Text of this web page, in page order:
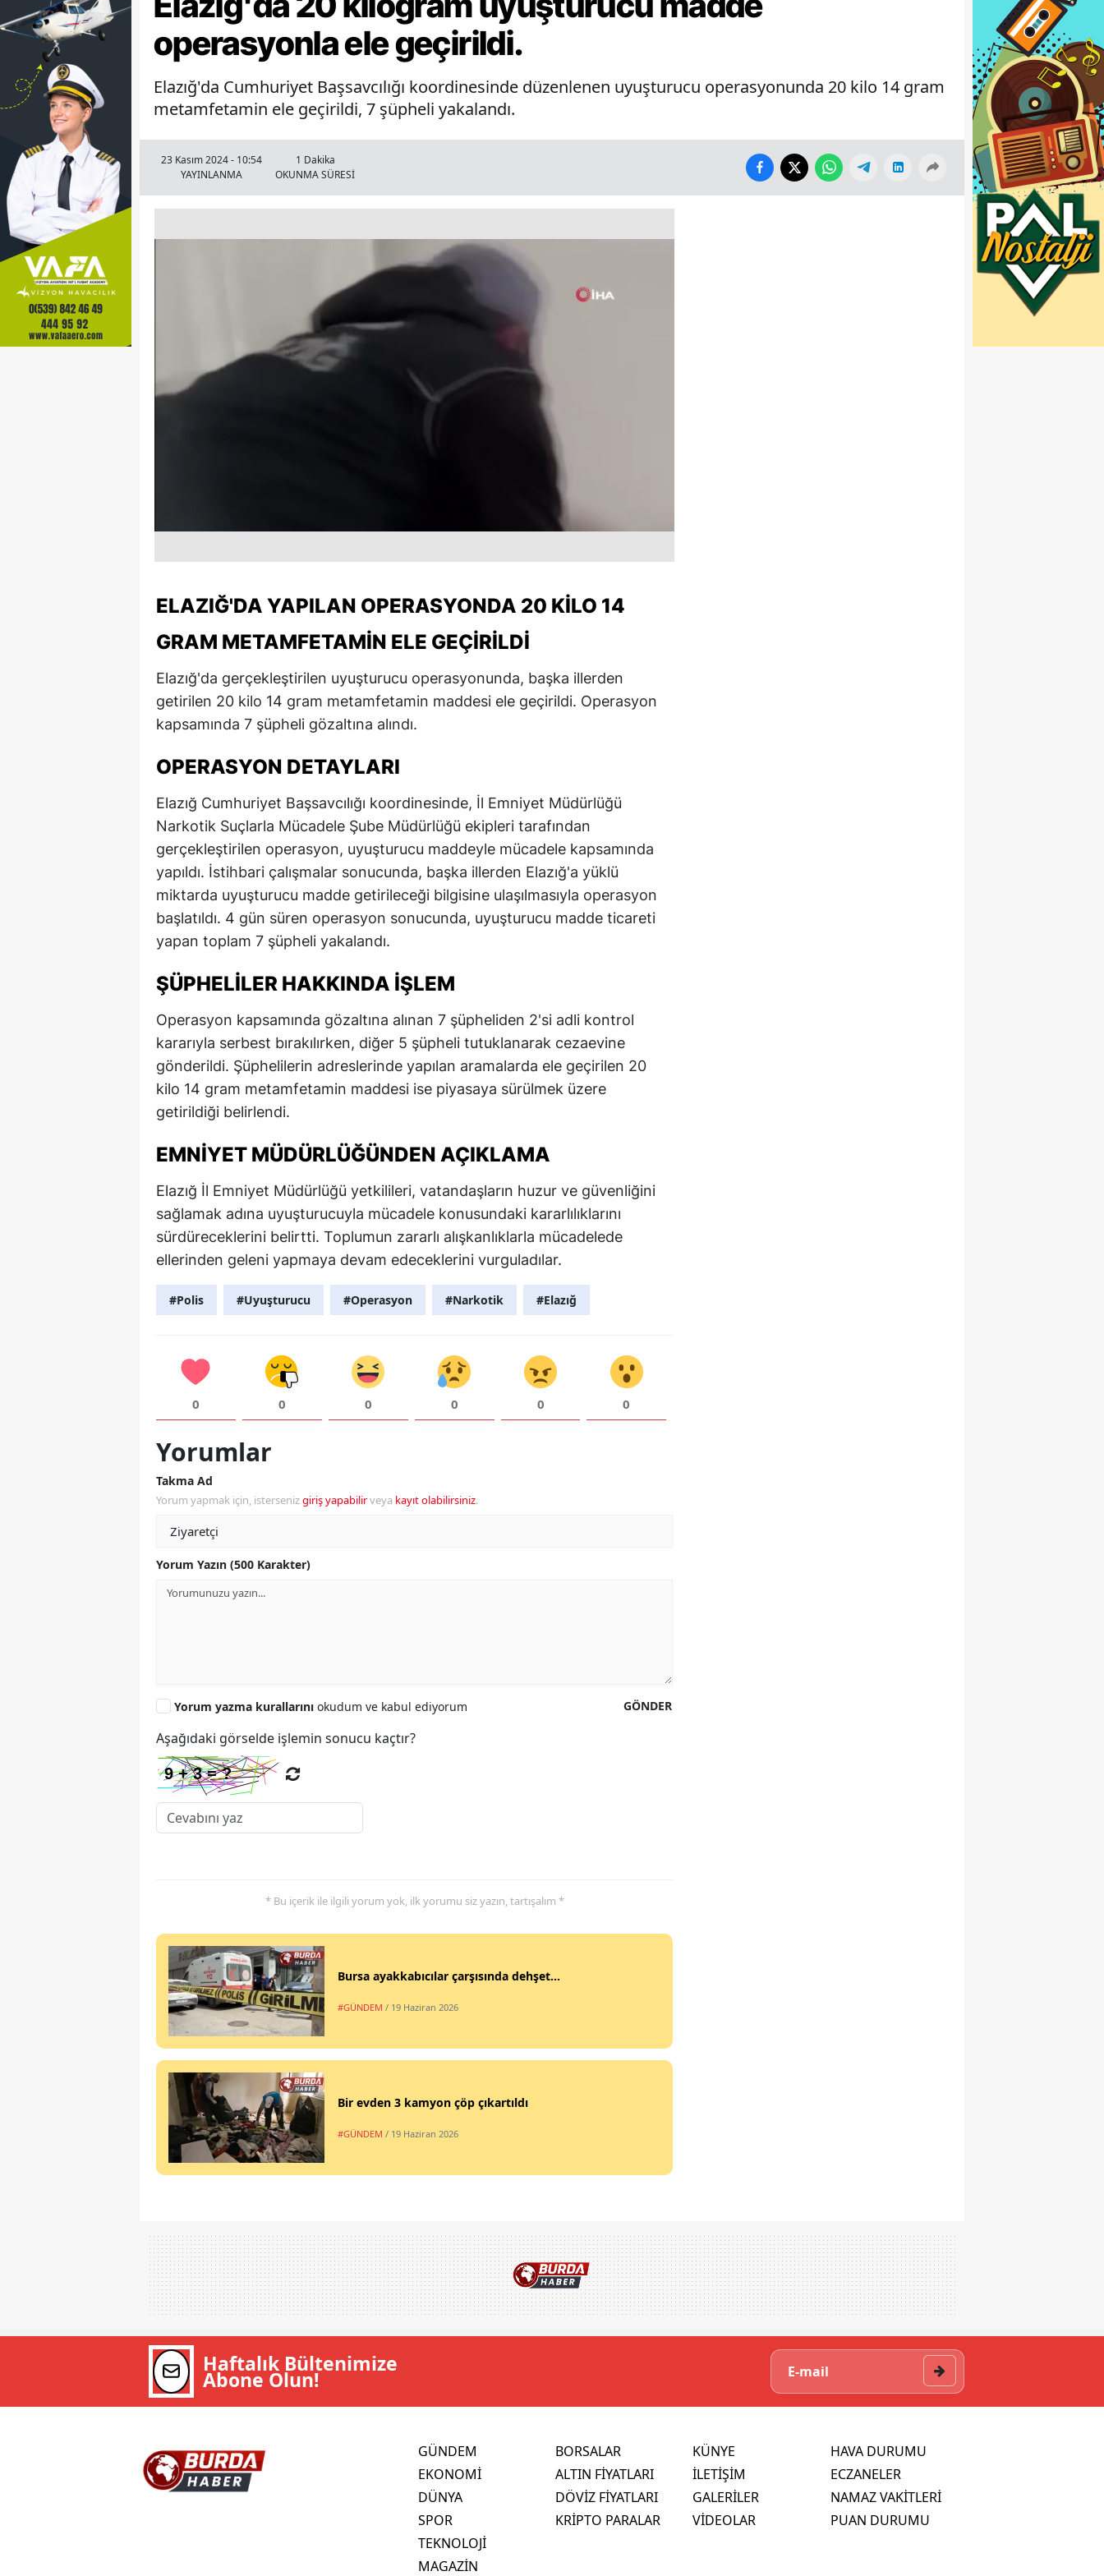
operasyonla ele geçirildi.
Elazığ'da Cumhuriyet Başsavcılığı koordinesinde düzenlenen uyuşturucu operasyonunda 20 kilo 14 gram
metamfetamin ele geçirildi, 7 şüpheli yakalandı.
23 Kasım 2024 - 10:54
YAYINLANMA
1 Dakika
OKUNMA SÜRESİ
ELAZIĞ'DA YAPILAN OPERASYONDA 20 KILO 14
GRAM METAMFETAMIN ELE GEÇIRILDI
Elazığ'da gerçekleştirilen uyuşturucu operasyonunda, başka illerden
getirilen 20 kilo 14 gram metamfetamin maddesi ele geçirildi. Operasyon
kapsamında 7 şüpheli gözaltına alındı.
OPERASYON DETAYLARI
Elazığ Cumhuriyet Başsavcılığı koordinesinde, İl Emniyet Müdürlüğü
Narkotik Suçlarla Mücadele Şube Müdürlüğü ekipleri tarafından
gerçekleştirilen operasyon, uyuşturucu maddeyle mücadele kapsamında
yapıldı. İstihbari çalışmalar sonucunda, başka illerden Elazığ'a yüklü
miktarda uyuşturucu madde getirileceği bilgisine ulaşılmasıyla operasyon
başlatıldı. 4 gün süren operasyon sonucunda, uyuşturucu madde ticareti
yapan toplam 7 şüpheli yakalandı.
ŞÜPHELILER HAKKINDA İŞLEM
Operasyon kapsamında gözaltına alınan 7 şüpheliden 2'si adli kontrol
kararıyla serbest bırakılırken, diğer 5 şüpheli tutuklanarak cezaevine
gönderildi. Şüphelilerin adreslerinde yapılan aramalarda ele geçirilen 20
kilo 14 gram metamfetamin maddesi ise piyasaya sürülmek üzere
getirildiği belirlendi.
EMNIYET MÜDÜRLÜĞÜNDEN AÇIKLAMA
Elazığ İl Emniyet Müdürlüğü yetkilileri, vatandaşların huzur ve güvenliğini
sağlamak adına uyuşturucuyla mücadele konusundaki kararlılıklarını
sürdüreceklerini belirtti. Toplumun zararlı alışkanlıklarla mücadelede
ellerinden geleni yapmaya devam edeceklerini vurguladılar.
#Polis #Uyuşturucu #Operasyon #Narkotik #Elazığ
0 0 0 0 0 0
Yorumlar
Takma Ad
Yorum yapmak için, istersenizgiriş yapabilirveya kayıt olabilirsiniz.
Yorum Yazın (500 Karakter)
GÖNDER
Yorum yazma kurallarını okudum ve kabul ediyorum
Aşağıdaki görselde işlemin sonucu kaçtır?
* Bu içerik ile ilgili yorum yok, ilk yorumu siz yazın, tartışalım *
Bursa ayakkabıcılar çarşısında dehşet...
#GÜNDEM / 19 Haziran 2026
Bir evden 3 kamyon çöp çıkartıldı
#GÜNDEM / 19 Haziran 2026
Haftalık Bültenimize
Abone Olun!
GÜNDEM
EKONOMİ
DÜNYA
SPOR
TEKNOLOJİ
MAGAZİN
BORSALAR
ALTIN FİYATLARI
DÖVİZ FİYATLARI
KRİPTO PARALAR
KÜNYE
İLETİŞİM
GALERİLER
VİDEOLAR
HAVA DURUMU
ECZANELER
NAMAZ VAKİTLERİ
PUAN DURUMU